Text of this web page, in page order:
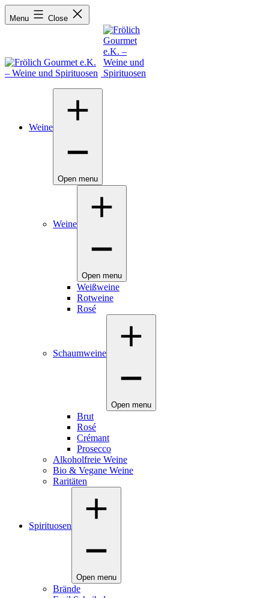
Menu Close
Weine
Open menu
Weine
Open menu
Weißweine
Rotweine
Rosé
Schaumweine
Open menu
Brut
Rosé
Crémant
Prosecco
Alkoholfreie Weine
Bio & Vegane Weine
Raritäten
Spirituosen
Open menu
Brände